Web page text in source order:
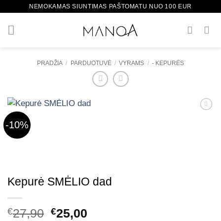
NEMOKAMAS SIUNTIMAS PAŠTOMATU NUO 100 EUR
PRADŽIA / PARDUOTUVĖ / VYRAMS / - KEPURĖS
-10%
Kepurė SMĖLIO dad
€27,90 Original
€25,00